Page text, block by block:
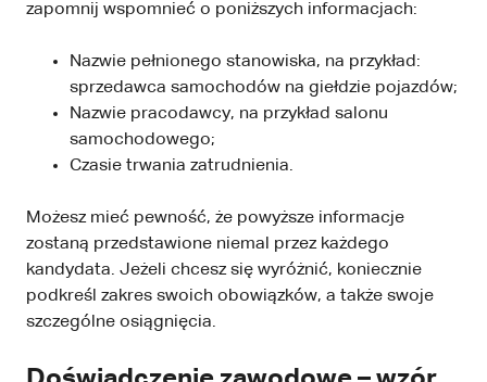
zapomnij wspomnieć o poniższych informacjach:
Nazwie pełnionego stanowiska, na przykład:
sprzedawca samochodów na giełdzie pojazdów;
Nazwie pracodawcy, na przykład salonu
samochodowego;
Czasie trwania zatrudnienia.
Możesz mieć pewność, że powyższe informacje
zostaną przedstawione niemal przez każdego
kandydata. Jeżeli chcesz się wyróżnić, koniecznie
podkreśl zakres swoich obowiązków, a także swoje
szczególne osiągnięcia.